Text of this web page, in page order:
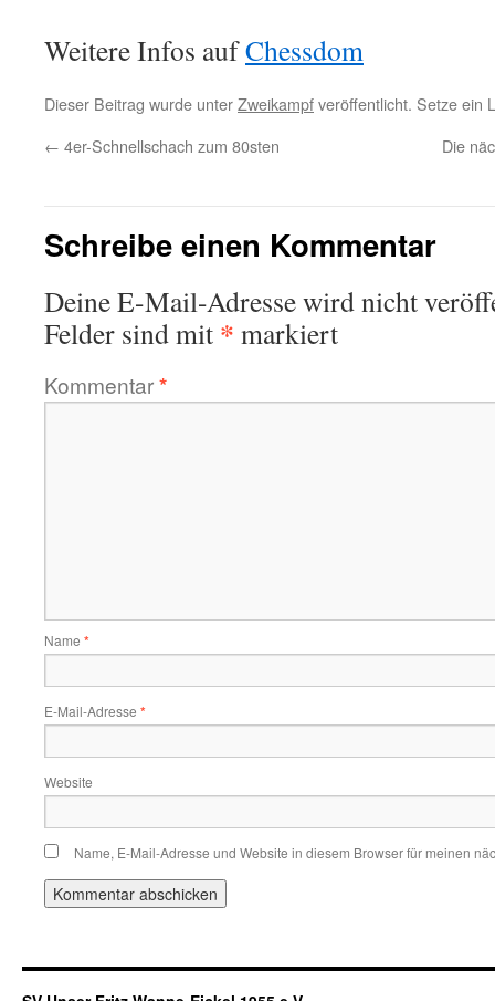
Weitere Infos aufChessdom
Dieser Beitrag wurde unterZweikampfveröffentlicht. Setze ein
← 4er-Schnellschach zum 80sten Die
Schreibe einen Kommentar
Deine E-Mail-Adresse wird nicht
Felder sind mit * markiert
Kommentar*
Name *
E-Mail-Adresse *
Website
Name, E-Mail-Adresse und Website in diesem Browser für meinen